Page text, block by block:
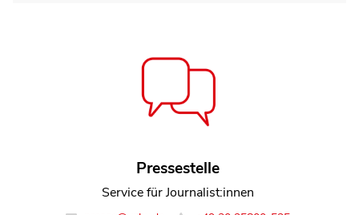
Pressestelle
Service für Journalist:innen
Henning Herbst
Referent Team Energie und Bauen